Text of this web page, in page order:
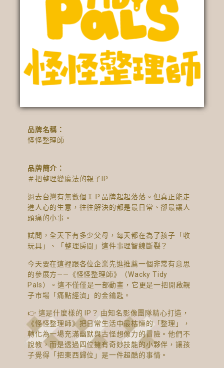
品牌名稱：
怪怪整理師
品牌簡介：
＃把整理變魔法的親子IP
過去台灣有無數個ＩＰ品牌起起落落。但真正能走
進人心的生意，往往解決的都是最日常、卻最讓人
頭痛的小事。
試問，全天下有多少父母，每天都在為了孩子「收
玩具」、「整理房間」這件事理智線斷裂？
今天要在這裡跟各位企業先進推薦一個非常有意思
的參展方——《怪怪整理師》（Wacky Tidy
Pals）。這不僅僅是一部動畫，它更是一把開啟親
子市場「痛點經濟」的金鑰匙。
👉 這是什麼樣的 IP？ 由知名影像團隊精心打造，
《怪怪整理師》把日常生活中最枯燥的「整理」，
轉化為一場充滿幽默與古怪想像力的冒險。他們不
說教，而是透過四位擁有奇妙技能的小夥伴，讓孩
子覺得「把東西歸位」是一件超酷的事情。